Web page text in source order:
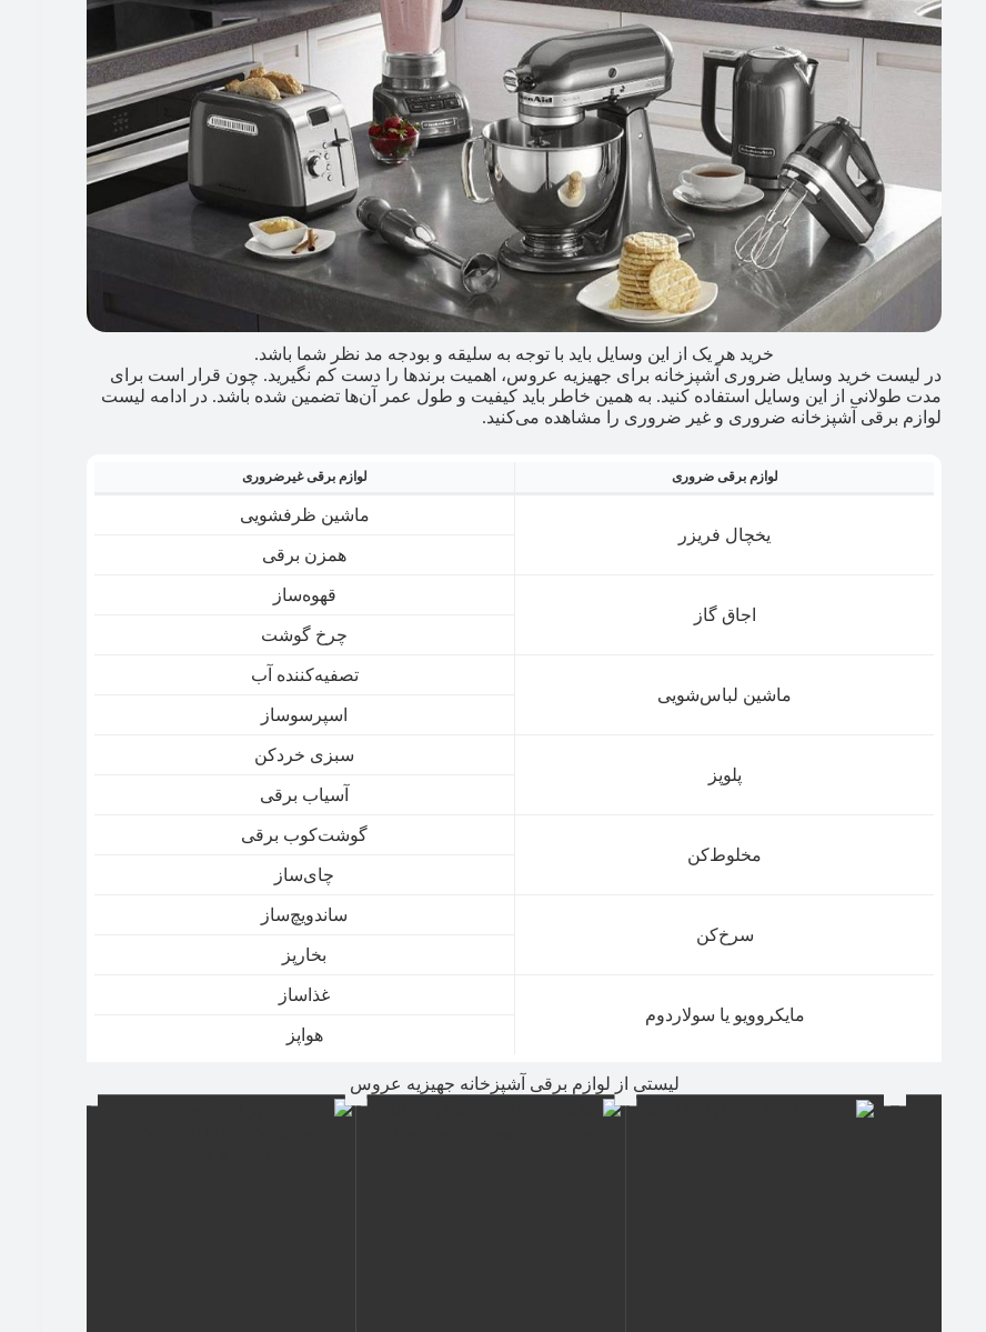
خرید هر یک از این وسایل باید با توجه به سلیقه و بودجه مد نظر شما باشد.
در لیست خرید وسایل ضروری آشپزخانه برای جهیزیه عروس، اهمیت برندها را دست کم نگیرید. چون قرار است برای
مدت طولانی از این وسایل استفاده کنید. به همین خاطر باید کیفیت و طول عمر آن‌ها تضمین شده باشد. در ادامه لیست
لوازم برقی آشپزخانه ضروری و غیر ضروری را مشاهده می‌کنید.
لوازم برقی ضروری لوازم برقی غیرضروری
یخچال فریزر
ماشین ظرفشویی
همزن برقی
اجاق گاز
قهوه‌ساز
چرخ گوشت
ماشین لباس‌شویی
تصفیه‌کننده آب
اسپرسوساز
پلوپز
سبزی خردکن
آسیاب برقی
مخلوط‌کن
گوشت‌کوب برقی
چای‌ساز
سرخ‌کن
ساندویچ‌ساز
بخارپز
مایکروویو یا سولاردوم
غذاساز
هواپز
لیستی از لوازم برقی آشپزخانه جهیزیه عروس